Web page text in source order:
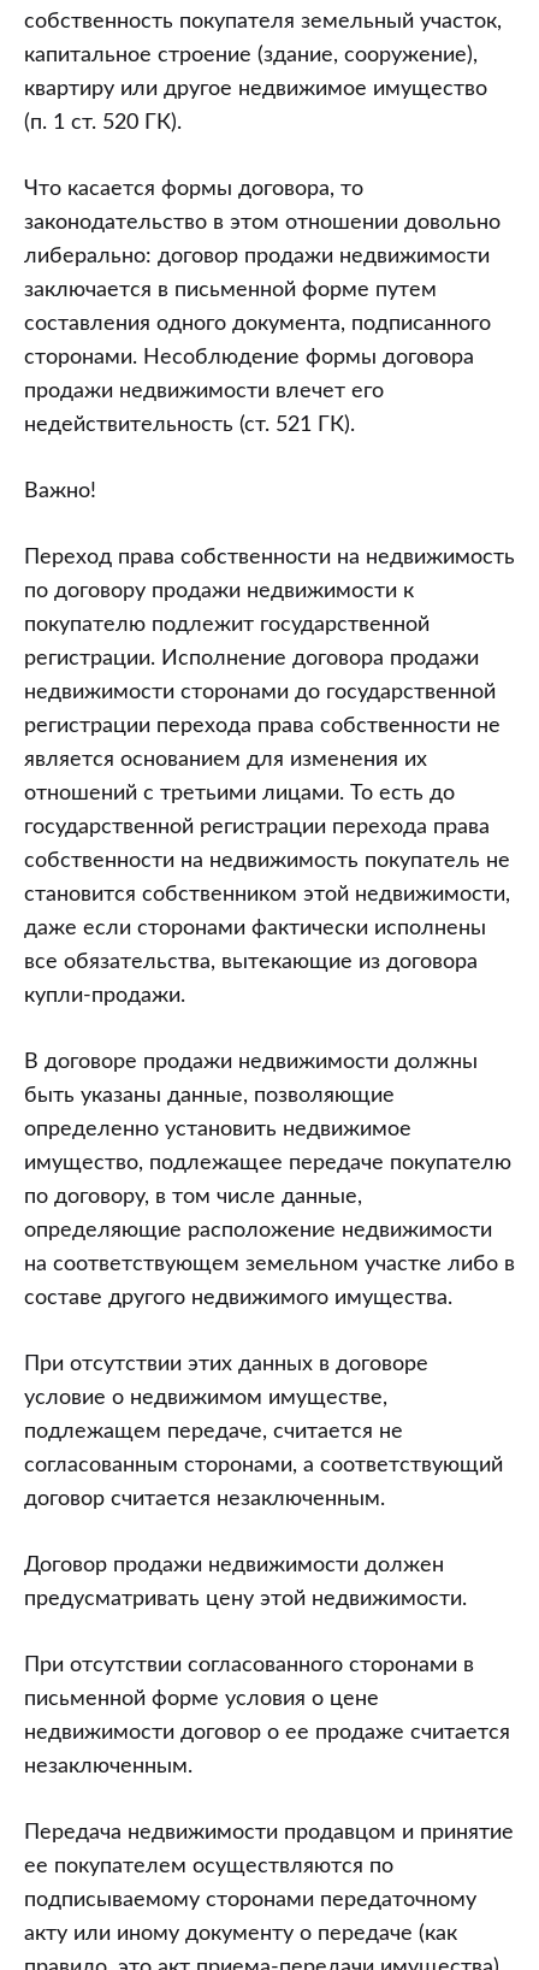
собственность покупателя земельный участок,
капитальное строение (здание, сооружение),
квартиру или другое недвижимое имущество
(п. 1 ст. 520 ГК).
Что касается формы договора, то
законодательство в этом отношении довольно
либерально: договор продажи недвижимости
заключается в письменной форме путем
составления одного документа, подписанного
сторонами. Несоблюдение формы договора
продажи недвижимости влечет его
недействительность (ст. 521 ГК).
Важно!
Переход права собственности на недвижимость
по договору продажи недвижимости к
покупателю подлежит государственной
регистрации. Исполнение договора продажи
недвижимости сторонами до государственной
регистрации перехода права собственности не
является основанием для изменения их
отношений с третьими лицами. То есть до
государственной регистрации перехода права
собственности на недвижимость покупатель не
становится собственником этой недвижимости,
даже если сторонами фактически исполнены
все обязательства, вытекающие из договора
купли-продажи.
В договоре продажи недвижимости должны
быть указаны данные, позволяющие
определенно установить недвижимое
имущество, подлежащее передаче покупателю
по договору, в том числе данные,
определяющие расположение недвижимости
на соответствующем земельном участке либо в
составе другого недвижимого имущества.
При отсутствии этих данных в договоре
условие о недвижимом имуществе,
подлежащем передаче, считается не
согласованным сторонами, а соответствующий
договор считается незаключенным.
Договор продажи недвижимости должен
предусматривать цену этой недвижимости.
При отсутствии согласованного сторонами в
письменной форме условия о цене
недвижимости договор о ее продаже считается
незаключенным.
Передача недвижимости продавцом и принятие
ее покупателем осуществляются по
подписываемому сторонами передаточному
акту или иному документу о передаче (как